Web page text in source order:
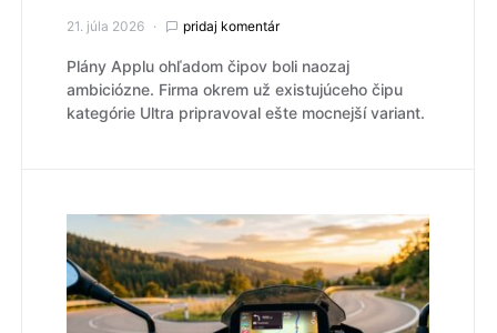
21. júla 2026 pridaj komentár
Plány Applu ohľadom čipov boli naozaj
ambiciózne. Firma okrem už existujúceho čipu
kategórie Ultra pripravoval ešte mocnejší variant.